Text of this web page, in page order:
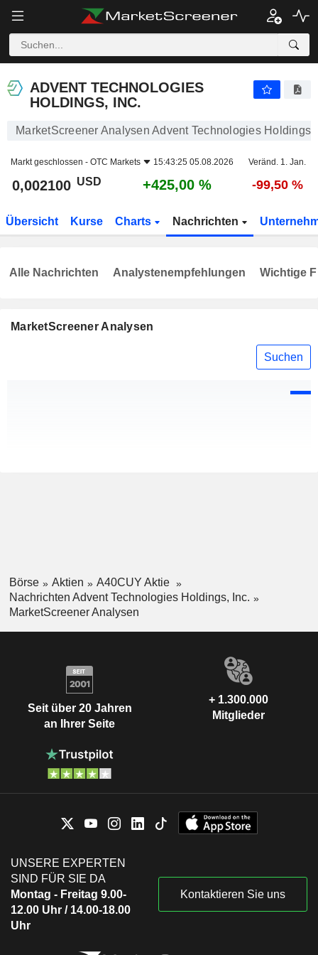
ADVENT TECHNOLOGIES
HOLDINGS, INC.
MarketScreener Analysen Advent Technologies Holdings,
Markt geschlossen - OTC Markets 15:43:25 05.08.2026 Veränd. 1. Jan.
0,002100 USD +425,00 % -99,50 %
Übersicht Kurse Charts Nachrichten
MarketScreener Analysen
Suchen
Alle Nachrichten Analystenempfehlungen Wichtige
Börse Aktien
A40CUY Aktie
Nachrichten Advent Technologies Holdings, Inc.
MarketScreener Analysen
Seit über 20 Jahren
an Ihrer Seite
+ 1.300.000
Mitglieder
UNSERE EXPERTEN
SIND FÜR SIE DA
Montag - Freitag 9.00-
12.00 Uhr / 14.00-18.00
Uhr
Kontaktieren Sie uns